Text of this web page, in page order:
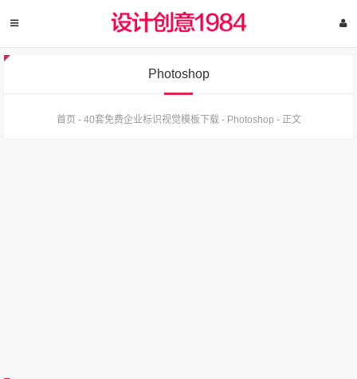
Photoshop
首页 - 40套免费企业标识视觉模板下载- Photoshop - 正文